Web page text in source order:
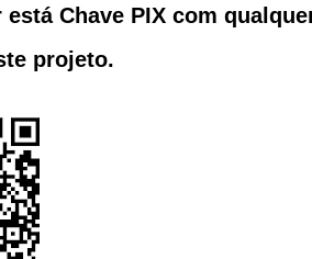
Chave PIX com
projeto.